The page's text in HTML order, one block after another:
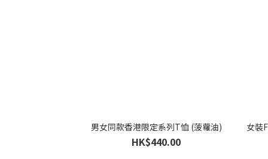
男女同款香港限定系列T恤 (菠蘿油)
HK$440.00
女裝